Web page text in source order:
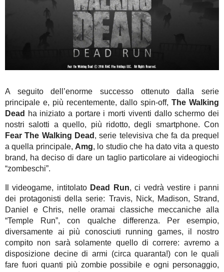
A seguito dell’enorme successo ottenuto dalla serie
principale e, più recentemente, dallo spin-off, The Walking
Dead
ha iniziato a portare i morti viventi dallo schermo dei
nostri salotti a quello, più ridotto, degli smartphone. Con
Fear The Walking Dead , serie televisiva che fa da prequel
a quella principale, Amg, lo studio che ha dato vita a questo
brand, ha deciso di dare un taglio particolare ai videogiochi
“zombeschi”.
Il videogame, intitolato Dead Run, ci vedrà vestire i panni
dei protagonisti della serie: Travis, Nick, Madison, Strand,
Daniel e Chris, nelle oramai classiche meccaniche alla
“Temple Run”, con qualche differenza. Per esempio,
diversamente ai più conosciuti running games, il nostro
compito non sarà solamente quello di correre: avremo a
disposizione decine di armi (circa quaranta!) con le quali
fare fuori quanti più zombie possibile e ogni personaggio,